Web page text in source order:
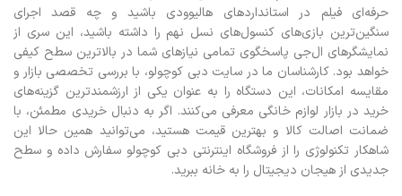
حرفه‌ای فیلم در استانداردهای هالیوودی باشید و چه قصد اجرای
سنگین‌ترین بازی‌های کنسول‌های نسل نهم را داشته باشید، این سری از
نمایشگرهای ال‌جی پاسخگوی تمامی نیازهای شما در بالاترین سطح کیفی
خواهد بود. کارشناسان ما در سایت دبی کوچولو، با بررسی تخصصی بازار و
مقایسه امکانات، این دستگاه را به عنوان یکی از ارزشمندترین گزینه‌های
خرید در بازار لوازم خانگی معرفی می‌کنند. اگر به دنبال خریدی مطمئن، با
ضمانت اصالت کالا و بهترین قیمت هستید، می‌توانید همین حالا این
شاهکار تکنولوژی را از فروشگاه اینترنتی دبی کوچولو سفارش داده و سطح
جدیدی از هیجان دیجیتال را به خانه ببرید.